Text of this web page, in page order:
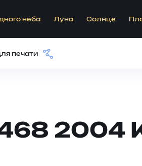
неба Луна Солнце
печати
2004